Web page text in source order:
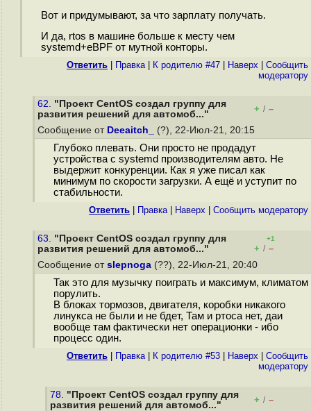
Вот и придумывают, за что зарплату получать.
И да, rtos в машине больше к месту чем
systemd+eBPF от мутной конторы.
Ответить Правка| К родителю #47 Наверх
Cообщить
модератору
62. "Проект CentOS создал группу для
развития решений для автомоб..."
+ / –
Сообщение от Deeaitch_ (?), 22-Июл-21, 20:15
Глубоко плевать. Они просто не продадут
устройства с systemd производителям авто. Не
выдержит конкуренции. Как я уже писал как
минимум по скорости загрузки. А ещё и уступит по
стабильности.
Ответить Правка| Наверх Cообщить модератору
63. "Проект CentOS создал группу для
развития решений для автомоб..."
+1
+ / –
Сообщение от slepnoga (??), 22-Июл-21, 20:40
Так это для музычку поиграть и максимум, климатом
порулить.
В блоках тормозов, двигателя, коробки никакого
линукса не были и не бдет, Там и ртоса нет, даи
вообще там фактически нет операционки - ибо
процесс один.
Ответить Правка| К родителю #53 Наверх
Cообщить
модератору
78. "Проект CentOS создал группу для
развития решений для автомоб..."
+ / –